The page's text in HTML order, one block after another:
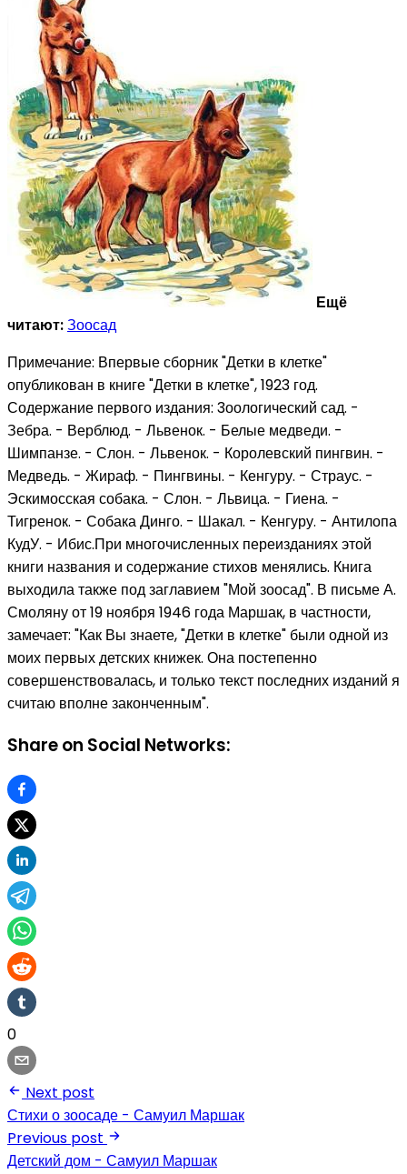
Ещё
читают:Зоосад
Примечание: Впервые сборник "Детки в клетке"
опубликован в книге "Детки в клетке", 1923 год.
Содержание первого издания: 3оологический сад. -
Зебра. - Верблюд. - Львенок. - Белые медведи. -
Шимпанзе. - Слон. - Львенок. - Королевский пингвин. -
Медведь. - Жираф. - Пингвины. - Кенгуру. - Страус. -
Эскимосская собака. - Слон. - Львица. - Гиена. -
Тигренок. - Собака Динго. - Шакал. - Кенгуру. - Антилопа
КудУ. - Ибис.При многочисленных переизданиях этой
книги названия и содержание стихов менялись. Книга
выходила также под заглавием "Мой зоосад". В письме А.
Смоляну от 19 ноября 1946 года Маршак, в частности,
замечает: "Как Вы знаете, "Детки в клетке" были одной из
моих первых детских книжек. Она постепенно
совершенствовалась, и только текст последних изданий я
считаю вполне законченным".
Share on Social Networks:
0
Next post
Стихи о зоосаде - Самуил Маршак
Previous post
Детский дом - Самуил Маршак